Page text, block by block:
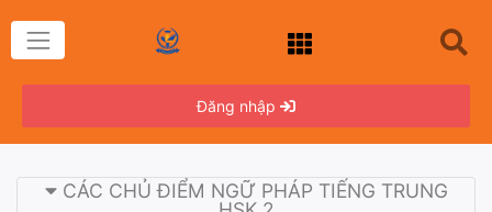
Đăng nhập
CÁC CHỦ ĐIỂM NGỮ PHÁP TIẾNG TRUNG